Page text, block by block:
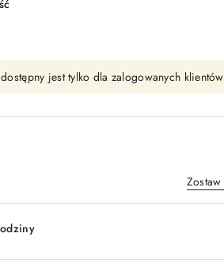
jest tylko dla zalogowanych